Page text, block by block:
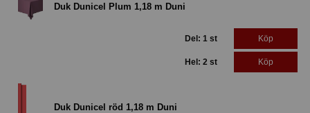
Duk Dunicel Plum 1,18 m Duni
Del: 1 st Köp
Hel: 2 st Köp
Duk Dunicel röd 1,18 m Duni